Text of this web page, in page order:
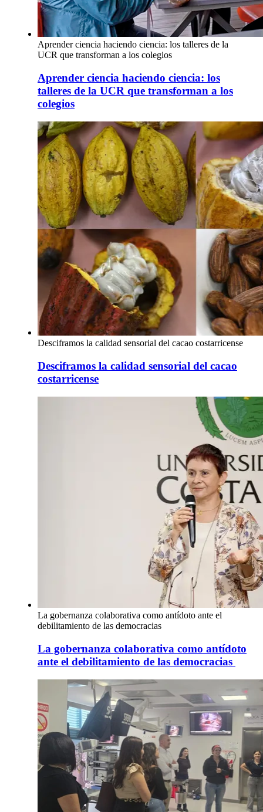
Aprender ciencia haciendo ciencia: los talleres de la
UCR que transforman a los colegios
Aprender ciencia haciendo ciencia: los
talleres de la UCR que transforman a los
colegios
Desciframos la calidad sensorial del cacao costarricense
Desciframos la calidad sensorial del cacao
costarricense
La gobernanza colaborativa como antídoto ante el
debilitamiento de las democracias
La gobernanza colaborativa como antídoto
ante el debilitamiento de las democracias